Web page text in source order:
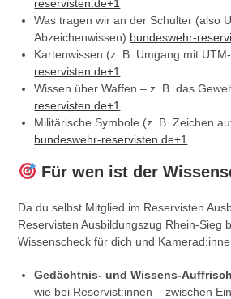
reservisten.de+1
Was tragen wir an der Schulter (also
Abzeichenwissen) bundeswehr-
Kartenwissen (z. B. Umgang mit
reservisten.de+1
Wissen über Waffen – z. B. das
reservisten.de+1
Militärische Symbole (z. B. Zeichen
bundeswehr-reservisten.de+1
Für wen ist der
Da du selbst Mitglied im Reservisten
Reservisten Ausbildungszug Rhein-Sieg
Wissenscheck für dich und
Gedächtnis- und Wissens-
wie bei Reservist:innen – zwischen